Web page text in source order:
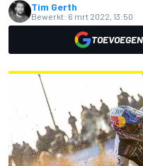
Tim Gerth
Bewerkt: 6 mrt 2022, 13:50